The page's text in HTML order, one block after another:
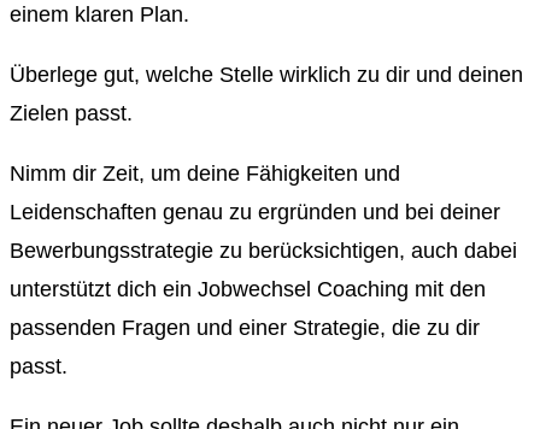
einem klaren Plan.
Überlege gut, welche Stelle wirklich zu dir und deinen
Zielen passt.
Nimm dir Zeit, um deine Fähigkeiten und
Leidenschaften genau zu ergründen und bei deiner
Bewerbungsstrategie zu berücksichtigen, auch dabei
unterstützt dich ein Jobwechsel Coaching mit den
passenden Fragen und einer Strategie, die zu dir
passt.